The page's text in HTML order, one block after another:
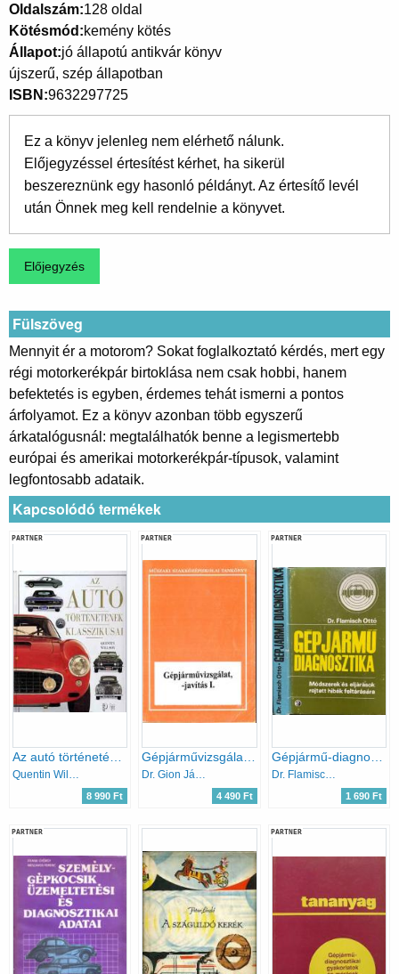
Oldalszám 128 oldal
Kötésmód kemény kötés
Állapot jó állapotú antikvár könyv
újszerű, szép állapotban
ISBN 9632297725
Ez a könyv jelenleg nem elérhető nálunk.
Előjegyzéssel értesítést kérhet, ha sikerül
beszereznünk egy hasonló példányt. Az értesítő levél
után Önnek meg kell rendelnie a könyvet.
Fülszöveg
Mennyit ér a motorom? Sokat foglalkoztató kérdés, mert egy
régi motorkerékpár birtoklása nem csak hobbi, hanem
befektetés is egyben, érdemes tehát ismerni a pontos
árfolyamot. Ez a könyv azonban több egyszerű
árkatalógusnál: megtalálhatók benne a legismertebb
európai és amerikai motorkerékpár-típusok, valamint
legfontosabb adataik.
Kapcsolódó termékek
PARTNER
Quentin Willson
8 990 Ft
PARTNER
Dr. Gion János
4 490 Ft
PARTNER
Gépjármű-diagnosztika:Módszerek és eljárások rejtett hibák feltárására
Dr. Flamisch Ottó
1 690 Ft
PARTNER PARTNER